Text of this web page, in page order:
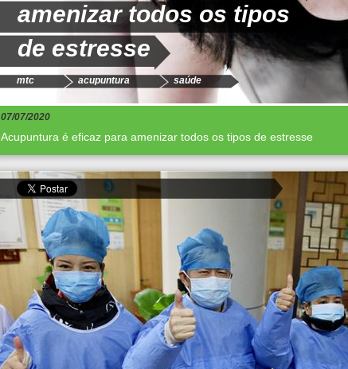
amenizar todos os tipos
de estresse
mtc acupuntura saúde
07/07/2020
Acupuntura é eficaz para amenizar todos os tipos de estresse